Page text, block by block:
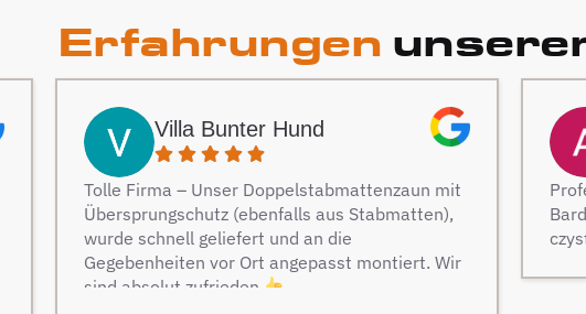
Erfahrungen
Villa Bunter Hund
Tolle Firma – Unser Doppelstabmattenzaun mit
Übersprungschutz (ebenfalls aus Stabmatten),
wurde schnell geliefert und an die
Gegebenheiten vor Ort angepasst montiert. Wir
sind absolut zufrieden